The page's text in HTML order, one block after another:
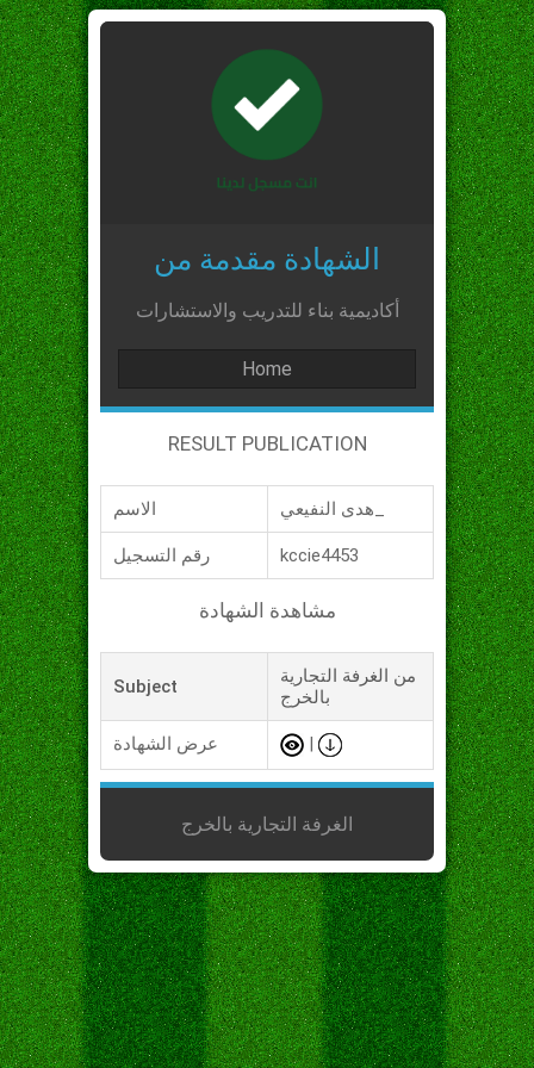
الشهادة مقدمة من
أكاديمية بناء للتدريب والاستشارات
Home
RESULT PUBLICATION
الاسم
رقم التسجيل kccie4453
مشاهدة الشهادة
Subject
من الغرفة التجارية
بالخرج
عرض الشهادة
الغرفة التجارية بالخرج